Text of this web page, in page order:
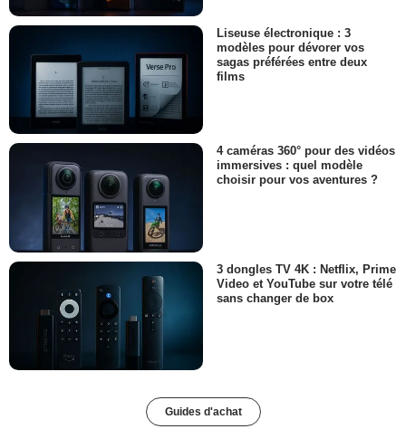
Liseuse électronique : 3
modèles pour dévorer vos
sagas préférées entre deux
films
4 caméras 360° pour des vidéos
immersives : quel modèle
choisir pour vos aventures ?
3 dongles TV 4K : Netflix, Prime
Video et YouTube sur votre télé
sans changer de box
Guides d'achat